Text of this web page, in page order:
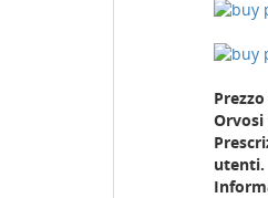
utenti.